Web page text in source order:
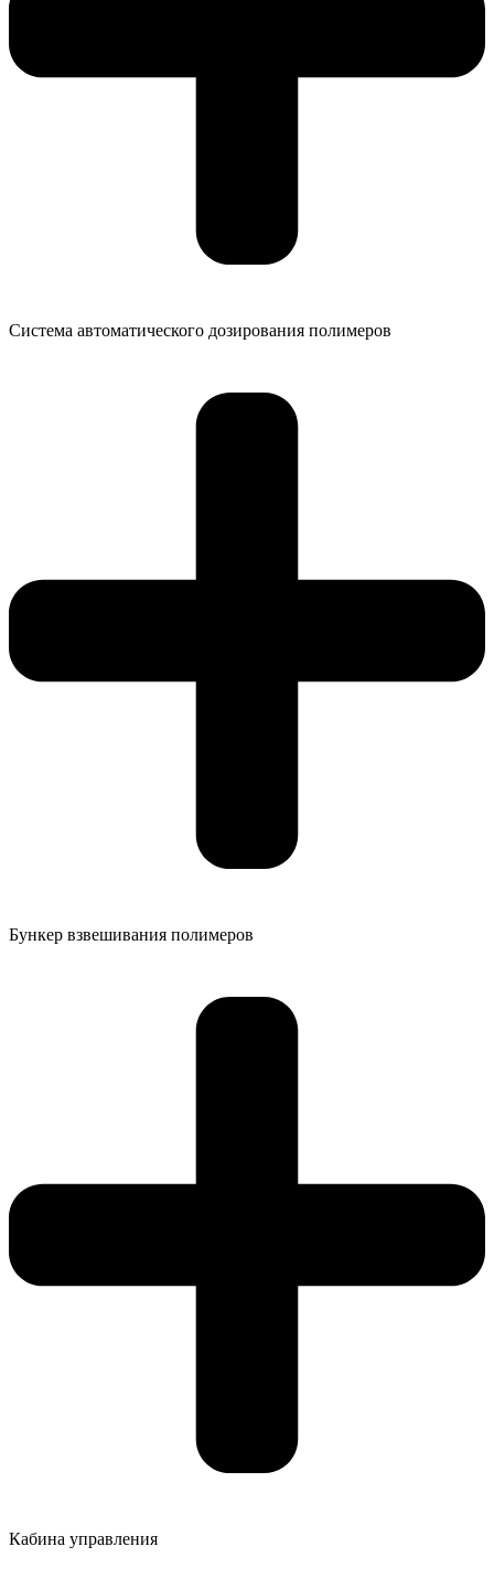
Система автоматического дозирования полимеров
Бункер взвешивания полимеров
Кабина управления